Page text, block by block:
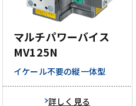
マルチパワーバイス
MV125N
イケール不要の縦一体型
詳しく見る